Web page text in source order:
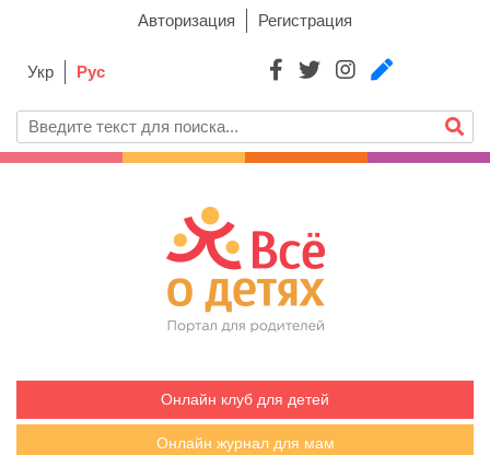
Авторизация Регистрация
Укр Рус
Онлайн клуб для детей
Онлайн журнал для мам